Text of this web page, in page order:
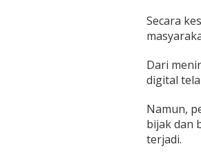
Secara
Dari
digital
Namun,
bijak dan
terjadi.